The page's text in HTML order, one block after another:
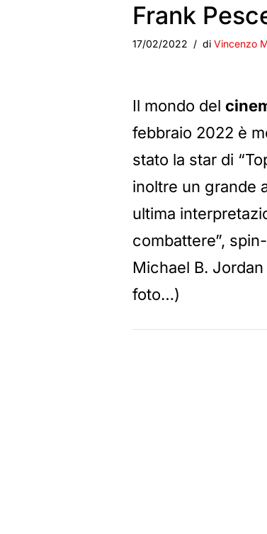
Frank
17/02/2022 di Vincenzo
Il mondo del
febbraio 2022 è
stato la star di
inoltre un grande
ultima
combattere”,
Michael B.
foto…)